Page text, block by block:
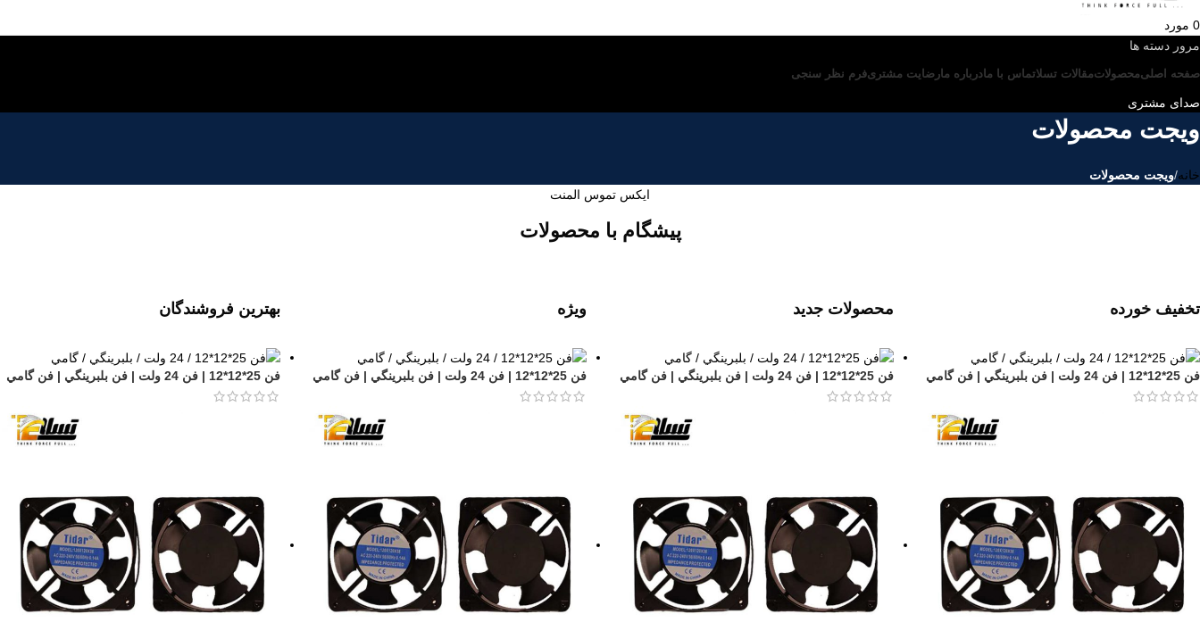
0 مورد
مرور دسته ها
صفحه اصلیمحصولاتمقالات تسلاتماس با ما درباره ما رضایت مشتریفرم نظر سنجی
صدای مشتری
ویجت محصولات
خانه/ویجت محصولات
ایکس تموس المنت
پیشگام با محصولات
بهترین فروشندگان
فن 25*12*12 | فن 24 ولت | فن بلبرينگي | فن گامي
ویژه
فن 25*12*12 | فن 24 ولت | فن بلبرينگي | فن گامي
محصولات جدید
فن 25*12*12 | فن 24 ولت | فن بلبرينگي | فن گامي
تخفیف خورده
فن 25*12*12 | فن 24 ولت | فن بلبرينگي | فن گامي